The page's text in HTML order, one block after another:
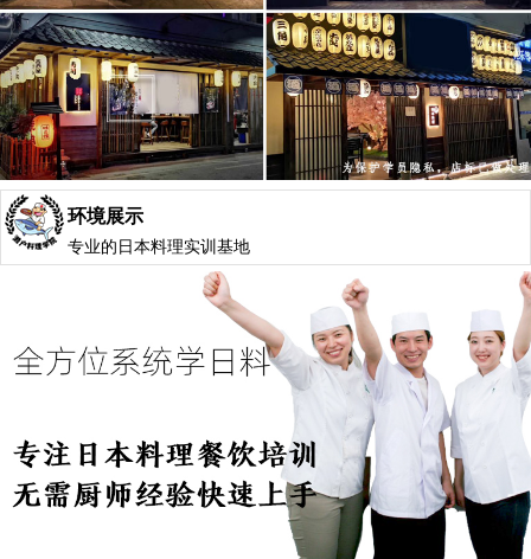
环境展示
专业的日本料理实训基地